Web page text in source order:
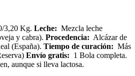
3,20 Kg. Leche: Mezcla leche
y cabra). Procedencia: Alcázar de
(España). Tiempo de curación: Más
Envío gratis: 1 Bola completa.
aunque si lleva lactosa.